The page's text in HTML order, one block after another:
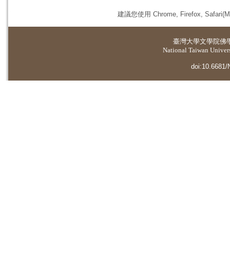
建議您使用 Chrome, Firefox,
臺灣大學文學院佛
National Taiwan
doi:10.6681/